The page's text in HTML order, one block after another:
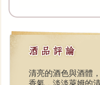
清亮的酒色與酒體
香氣，淡淡萊姆的